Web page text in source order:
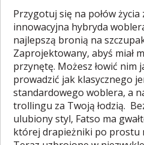
Przygotuj się na połów życia
innowacyjna hybryda
najlepszą bronią na
Zaprojektowany, abyś miał
przynętę. Możesz łowić nim
prowadzić jak klasycznego
standardowego woblera, a
trollingu za Twoją łodzią.
ulubiony styl, Fatso ma
której drapieżniki po prostu